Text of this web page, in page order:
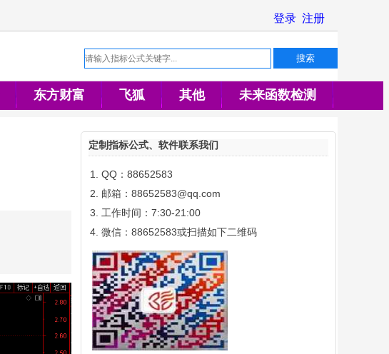
东方财富 飞狐 其他 未来函数检测
定制指标公式、软件联系我们
QQ：88652583
邮箱：88652583@qq.com
工作时间：7:30-21:00
微信：88652583或扫描如下二维码